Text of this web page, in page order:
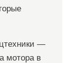
—
мотора в